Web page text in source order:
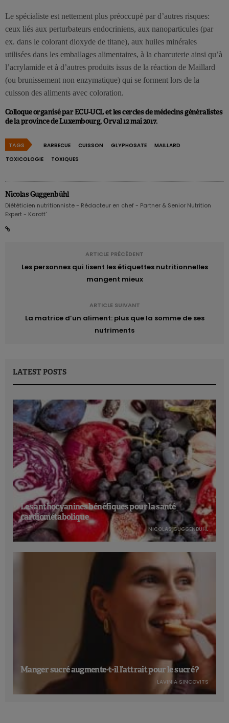
Le spécialiste est nettement plus préoccupé par d’autres risques:
ceux liés aux perturbateurs endocriniens, aux nanoparticules (par
ex. dans le colorant dioxyde de titane), aux huiles minérales
utilisées dans les emballages alimentaires, à la charcuterie ainsi qu’à
l’acrylamide et à d’autres produits issus de la réaction de Maillard
(ou brunissement non enzymatique) qui se forment lors de la
cuisson des aliments avec coloration.
Colloque organisé par ECU-UCL et les cercles de médecins généralistes
de la province de Luxembourg, Orval 12 mai 2017.
TAGS BARBECUE CUISSON GLYPHOSATE
MAILLARD
TOXICOLOGIE
TOXIQUES
Nicolas Guggenbühl
Diététicien nutritionniste - Rédacteur en chef - Partner & Senior Nutrition
Expert - Karott'
ARTICLE PRÉCÉDENT
Les personnes qui lisent les étiquettes nutritionnelles
mangent mieux
ARTICLE SUIVANT
La matrice d’un aliment: plus que la somme de ses
nutriments
LATEST POSTS
Les anthocyanines bénéfiques pour la santé
cardiométabolique
NICOLAS GUGGENBÜHL
Manger sucré augmente-t-il l’attrait pour le sucré ?
LAVINIA SINCOVITS